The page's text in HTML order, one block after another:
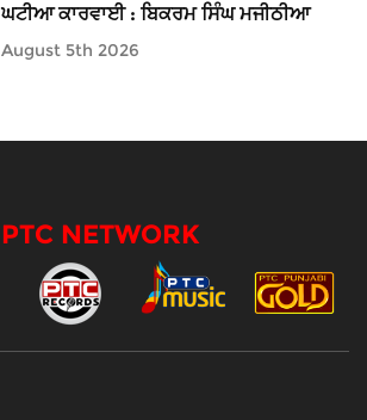
ਘਟੀਆ ਕਾਰਵਾਈ : ਬਿਕਰਮ ਸਿੰਘ ਮਜੀਠੀਆ
August 5th 2026
PTC NETWORK